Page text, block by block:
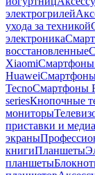
электрогрилей
ухода за техникой
электроника
восстановленные
XiaomiСмартфоны
Huawei
TecnoСмартфоны
seriesКнопочные
мониторы
приставки и
экраны
книгиПланшеты
планшеты